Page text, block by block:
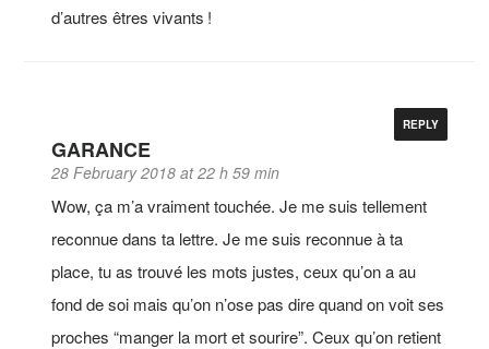
d’autres êtres vivants !
GARANCE
28 February 2018 at 22 h 59 min
REPLY
Wow, ça m’a vraiment touchée. Je me suis tellement
reconnue dans ta lettre. Je me suis reconnue à ta
place, tu as trouvé les mots justes, ceux qu’on a au
fond de soi mais qu’on n’ose pas dire quand on voit ses
proches “manger la mort et sourire”. Ceux qu’on retient